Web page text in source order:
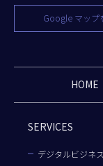
Google マップ
HOME
SERVICES
デジタルビジネ